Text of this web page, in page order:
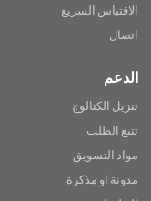
الاقتباس السريع
اتصال
الدعم
تنزيل الكتالوج
تتبع الطلب
مواد التسويق
مدونة او مذكرة